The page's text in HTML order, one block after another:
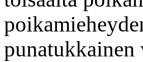
punatukkainen